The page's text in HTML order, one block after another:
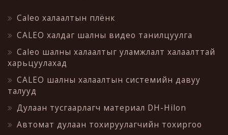
Caleo халаалтын плёнк
CALEO халдаг шалны видео танилцуулга
Caleo шалны халаалтыг уламжлалт халаалттай
харьцуулахад
CALEO шалны халаалтын системийн давуу
талууд
Дулаан тусгаарлагч материал DH-Hilon
Автомат дулаан тохируулагчийн тохиргоо